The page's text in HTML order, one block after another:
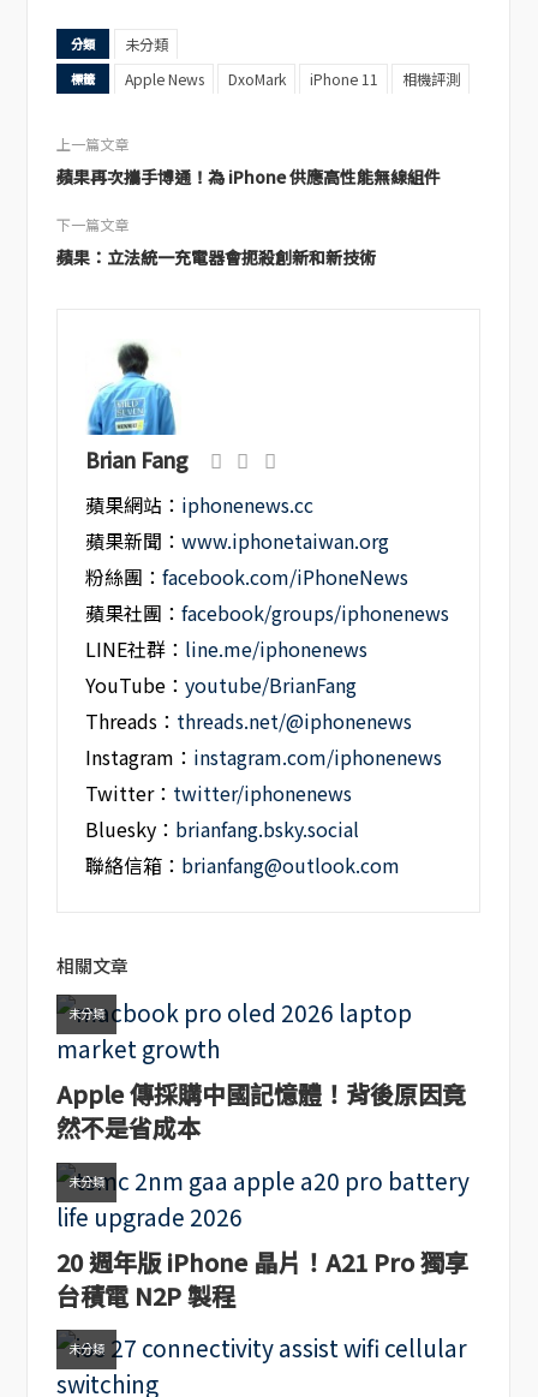
分類 未分類
標籤 Apple News DxoMark iPhone 11 相機評測
上一篇文章
蘋果再次攜手博通！為 iPhone 供應高性能無線組件
下一篇文章
蘋果：立法統一充電器會扼殺創新和新技術
Brian Fang
蘋果網站： iphonenews.cc
蘋果新聞：www.iphonetaiwan.org
粉絲團：facebook.com/iPhoneNews
蘋果社團：facebook/groups/iphonenews
LINE社群： line.me/iphonenews
YouTube：youtube/BrianFang
Threads： threads.net/@iphonenews
Instagram： instagram.com/iphonenews
Twitter： twitter/iphonenews
Bluesky： brianfang.bsky.social
聯絡信箱： brianfang@outlook.com
相關文章
未分類
Apple 傳採購中國記憶體！背後原因竟
然不是省成本
未分類
20 週年版 iPhone 晶片！A21 Pro 獨享
台積電 N2P 製程
未分類